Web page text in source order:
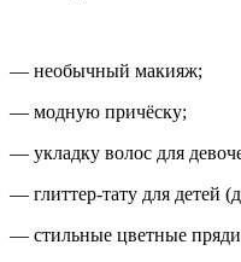
— необычный макияж;
— модную причёску;
— укладку волос для
— глиттер-тату для детей
— стильные цветные